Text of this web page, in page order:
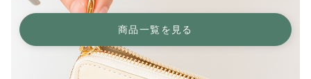
商品一覧を見る